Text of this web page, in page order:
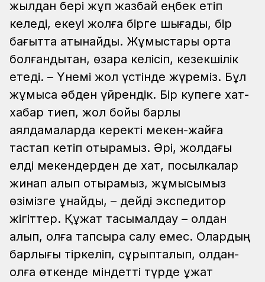
жылдан бері жұп жазбай еңбек етіп
келеді, екеуі жолға бірге шығады, бір
бағытта қатынайды. Жұмыстары ортақ
болғандықтан, өзара келісіп, кезекшілік
етеді. – Үнемі жол үстінде жүреміз. Бұл
жұмысқа әбден үйрендік. Бір купеге хат-
хабар тиеп, жол бойы барлық
аялдамаларда керекті мекен-жайға
тастап кетіп отырамыз. Әрі, жолдағы
елді мекендерден де хат, посылкалар
жинап алып отырамыз, жұмысымыз
өзімізге ұнайды, – дейді экспедитор
жігіттер. Құжат тасымалдау – қолдан
алып, қолға тапсыра салу емес. Олардың
барлығы тіркеліп, сұрыпталып, қолдан-
қолға өткенде міндетті түрде құжат